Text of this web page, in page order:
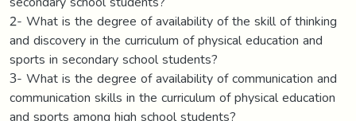
2- What is the degree of availability of the skill of thinking
and discovery in the curriculum of physical education and
sports in secondary school students?
3- What is the degree of availability of communication and
communication skills in the curriculum of physical education